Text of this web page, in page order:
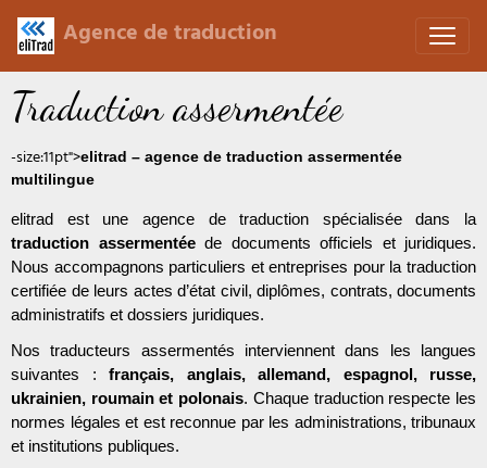
Agence de traduction
Traduction assermentée
-size:11pt">elitrad – agence de traduction assermentée
multilingue
elitrad est une agence de traduction spécialisée dans la
traduction assermentéede documents officiels et juridiques.
Nous accompagnons particuliers et entreprises pour la traduction
certifiée de leurs actes d’état civil, diplômes, contrats, documents
administratifs et dossiers juridiques.
Nos traducteurs assermentés interviennent dans les langues
suivantes : français, anglais, allemand, espagnol, russe,
ukrainien, roumain et polonais. Chaque traduction respecte les
normes légales et est reconnue par les administrations, tribunaux
et institutions publiques.